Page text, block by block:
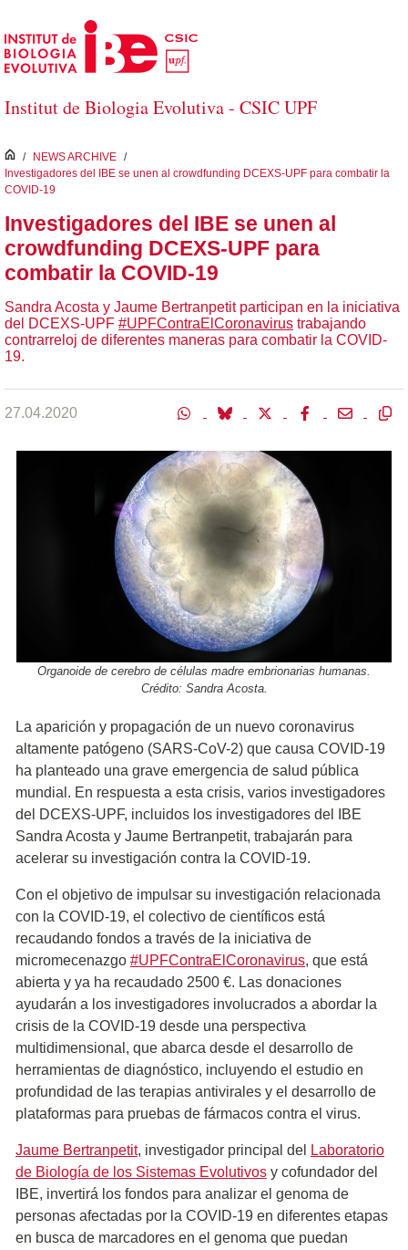
Saltar al contenido principal
Institut de Biologia Evolutiva - CSIC UPF
inici
/ NEWS ARCHIVE /
Investigadores del IBE se unen al crowdfunding DCEXS-UPF para combatir la
COVID-19
Investigadores del IBE se unen al
crowdfunding DCEXS-UPF para
combatir la COVID-19
Sandra Acosta y Jaume Bertranpetit participan en la iniciativa
del DCEXS-UPF #UPFContraElCoronavirus trabajando
contrarreloj de diferentes maneras para combatir la COVID-
19.
27.04.2020
Organoide de cerebro de células madre embrionarias humanas.
Crédito: Sandra Acosta.
La aparición y propagación de un nuevo coronavirus
altamente patógeno (SARS-CoV-2) que causa COVID-19
ha planteado una grave emergencia de salud pública
mundial. En respuesta a esta crisis, varios investigadores
del DCEXS-UPF, incluidos los investigadores del IBE
Sandra Acosta y Jaume Bertranpetit, trabajarán para
acelerar su investigación contra la COVID-19.
Con el objetivo de impulsar su investigación relacionada
con la COVID-19, el colectivo de científicos está
recaudando fondos a través de la iniciativa de
micromecenazgo #UPFContraElCoronavirus, que está
abierta y ya ha recaudado 2500 €. Las donaciones
ayudarán a los investigadores involucrados a abordar la
crisis de la COVID-19 desde una perspectiva
multidimensional, que abarca desde el desarrollo de
herramientas de diagnóstico, incluyendo el estudio en
profundidad de las terapias antivirales y el desarrollo de
plataformas para pruebas de fármacos contra el virus.
Jaume Bertranpetit, investigador principal del
Laboratorio
de Biología de los Sistemas Evolutivos y cofundador del
IBE, invertirá los fondos para analizar el genoma de
personas afectadas por la COVID-19 en diferentes etapas
en busca de marcadores en el genoma que puedan